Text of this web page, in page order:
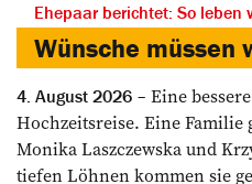
Ehepaar berichtet: So leben
Wünsche müssen
4. August 2026
Eine
Hochzeitsreise. Eine Familie
Monika Laszczewska und
tiefen Löhnen kommen sie